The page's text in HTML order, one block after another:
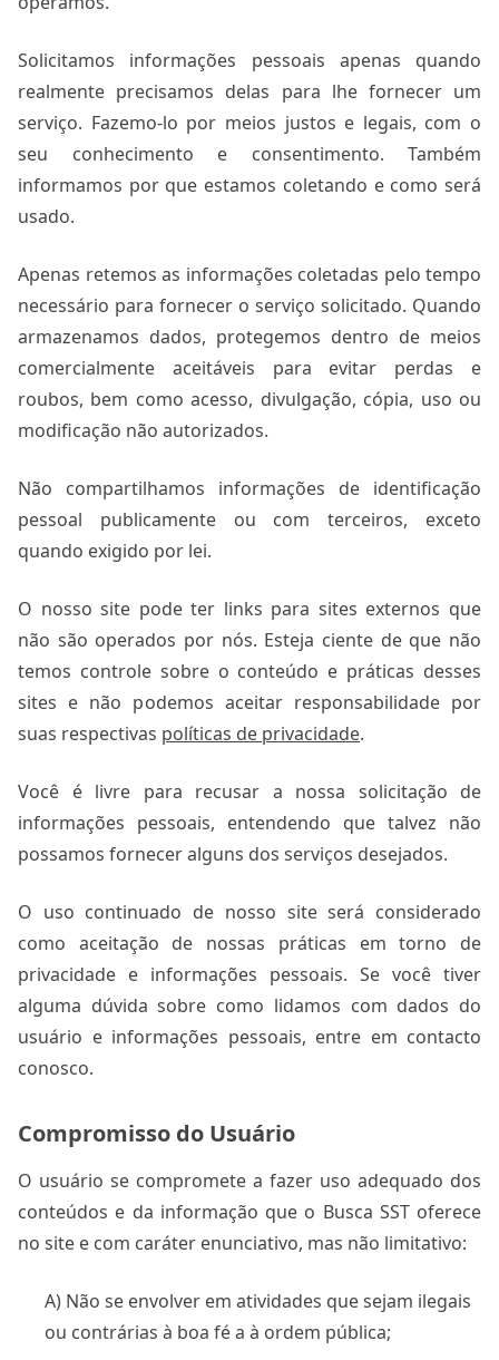
Solicitamos informações pessoais apenas quando
realmente precisamos delas para lhe fornecer um
serviço. Fazemo-lo por meios justos e legais, com o
seu conhecimento e consentimento. Também
informamos por que estamos coletando e como será
usado.
Apenas retemos as informações coletadas pelo tempo
necessário para fornecer o serviço solicitado. Quando
armazenamos dados, protegemos dentro de meios
comercialmente aceitáveis ​​para evitar perdas e
roubos, bem como acesso, divulgação, cópia, uso ou
modificação não autorizados.
Não compartilhamos informações de identificação
pessoal publicamente ou com terceiros, exceto
quando exigido por lei.
O nosso site pode ter links para sites externos que
não são operados por nós. Esteja ciente de que não
temos controle sobre o conteúdo e práticas desses
sites e não podemos aceitar responsabilidade por
suas respectivas políticas de privacidade.
Você é livre para recusar a nossa solicitação de
informações pessoais, entendendo que talvez não
possamos fornecer alguns dos serviços desejados.
O uso continuado de nosso site será considerado
como aceitação de nossas práticas em torno de
privacidade e informações pessoais. Se você tiver
alguma dúvida sobre como lidamos com dados do
usuário e informações pessoais, entre em contacto
conosco.
Compromisso do Usuário
O usuário se compromete a fazer uso adequado dos
conteúdos e da informação que o Busca SST oferece
no site e com caráter enunciativo, mas não limitativo:
A) Não se envolver em atividades que sejam ilegais
ou contrárias à boa fé a à ordem pública;